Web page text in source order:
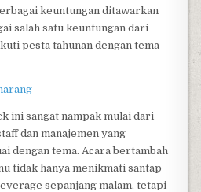
keuntungan ditawarkan
salah satu keuntungan dari
pesta tahunan dengan tema
ini sangat nampak mulai dari
dan manajemen yang
dengan tema. Acara bertambah
tidak hanya menikmati santap
sepanjang malam, tetapi